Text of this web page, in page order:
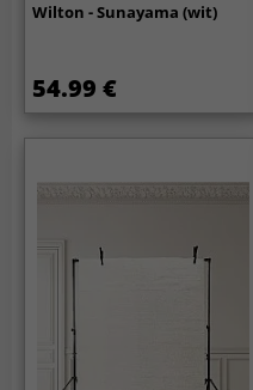
Wilton - Sunayama (wit)
54.99 €